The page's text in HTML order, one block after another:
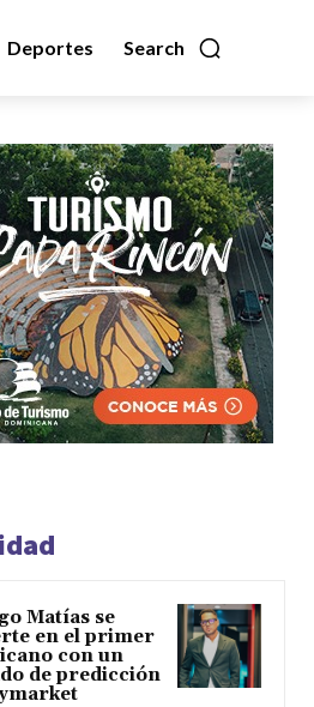
Search
Deportes
Matías se
en el primer
con un
de predicción